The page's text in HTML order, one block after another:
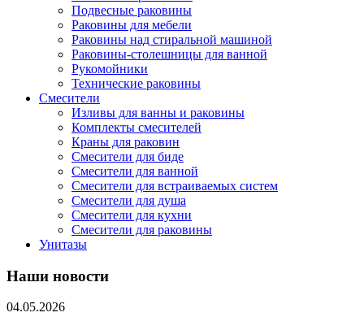
Подвесные раковины
Раковины для мебели
Раковины над стиральной машиной
Раковины-столешницы для ванной
Рукомойники
Технические раковины
Смесители
Изливы для ванны и раковины
Комплекты смесителей
Краны для раковин
Смесители для биде
Смесители для ванной
Смесители для встраиваемых систем
Смесители для душа
Смесители для кухни
Смесители для раковины
Унитазы
Наши новости
04.05.2026